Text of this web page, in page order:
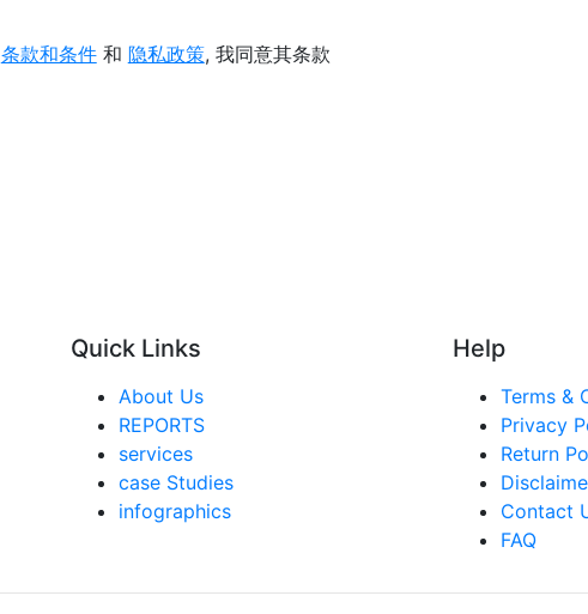
条款和条件和 隐私政策, 我同意其条款
Quick Links
About Us
REPORTS
services
case Studies
infographics
Help
Terms &
Privacy
Return
Contact
FAQ